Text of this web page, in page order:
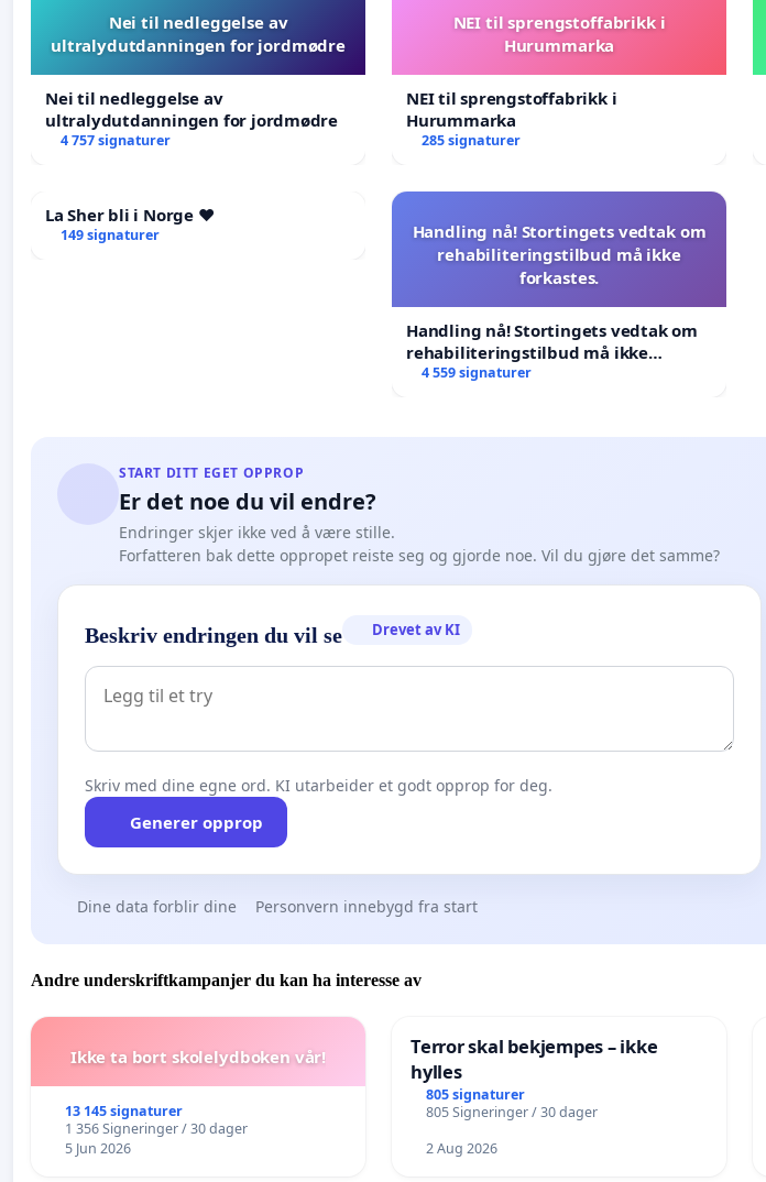
Nei til nedleggelse av
ultralydutdanningen for jordmødre
Nei til nedleggelse av
ultralydutdanningen for jordmødre
4 757 signaturer
NEI til sprengstoffabrikk i
Hurummarka
NEI til sprengstoffabrikk i
Hurummarka
285 signaturer
La Sher bli i Norge ❤️
149 signaturer
Handling nå! Stortingets vedtak om
rehabiliteringstilbud må ikke
forkastes.
Handling nå! Stortingets vedtak om
rehabiliteringstilbud må ikke
forkastes.
4 559 signaturer
START DITT EGET OPPROP
Er det noe du vil endre?
Endringer skjer ikke ved å være stille.
Forfatteren bak dette oppropet reiste seg og gjorde noe. Vil du gjøre det samme?
Beskriv endringen du vil se Drevet av KI
Skriv med dine egne ord. KI utarbeider et godt opprop for deg.
Generer opprop
Dine data forblir dine Personvern innebygd fra start
Andre underskriftkampanjer du kan ha interesse av
Ikke ta bort skolelydboken vår!
13 145 signaturer
1 356 Signeringer / 30 dager
5 Jun 2026
Terror skal bekjempes – ikke
hylles
805 signaturer
805 Signeringer / 30 dager
2 Aug 2026